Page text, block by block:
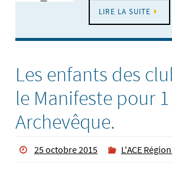
LIRE LA SUITE
Les enfants des
le Manifeste pour
Archevêque.
25 octobre 2015 L'ACE